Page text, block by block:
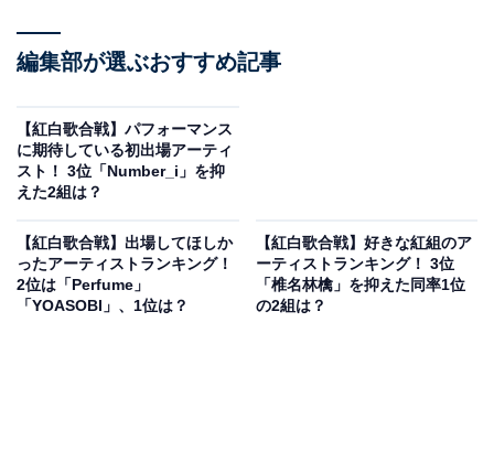
同グループは、2024年の『第75回NHK紅白歌合戦』で5
度目の『紅白歌合戦』出場。前回出場した2022年は日本
デビュー5周年を迎えた年で、本番では『Celebrate』を
フォーマンスを見せてくれるか非常に楽しみです。
回答者からは、「韓国女性グループの中では一番歌、ダ
編集部が選ぶおすすめ記事
【紅白歌合戦】パフォーマンス
に期待している初出場アーティ
スト！ 3位「Number_i」を抑
えた2組は？
【紅白歌合戦】出場してほしか
ったアーティストランキング！
2位は「Perfume」
「YOASOBI」、1位は？
【紅白歌合戦】好きな紅組のア
ーティストランキング！ 3位
「椎名林檎」を抑えた同率1位
の2組は？